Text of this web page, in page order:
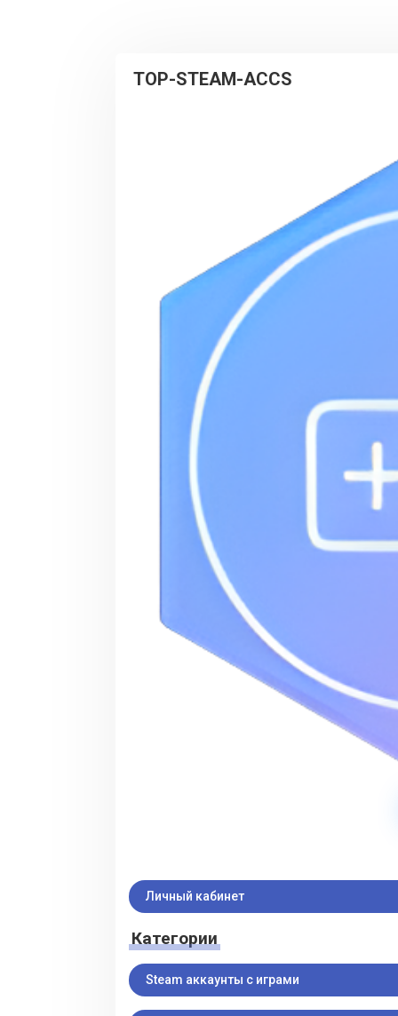
TOP-STEAM-ACCS
Личный кабинет
Категории
Steam аккаунты с играми